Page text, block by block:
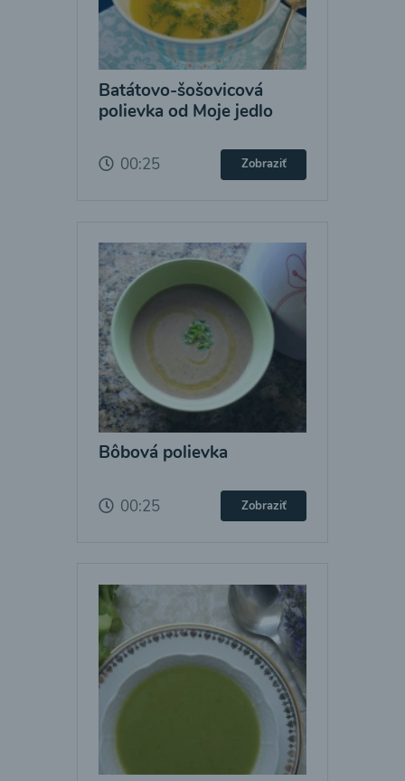
Batátovo-šošovicová
polievka od Moje jedlo
00:25 Zobraziť
Bôbová polievka
00:25 Zobraziť